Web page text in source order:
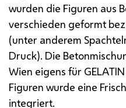
wurden die Figuren aus
verschieden geformt
(unter anderem
Druck). Die
Wien eigens für
Figuren wurde eine
integriert.